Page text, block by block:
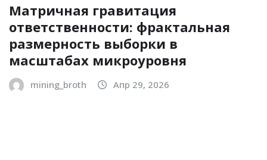
Матричная гравитация
ответственности: фрактальная
размерность выборки в
масштабах микроуровня
mining_broth Апр 29, 2026